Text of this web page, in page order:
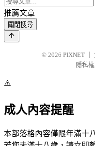
推薦文章
關閉搜尋
© 2026 PIXNET
隱私
⚠️
成人內容提醒
本部落格內容僅限年滿十